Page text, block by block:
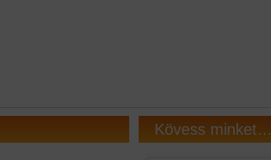
Kövess minket…